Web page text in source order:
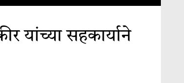
यांच्या सहकार्याने